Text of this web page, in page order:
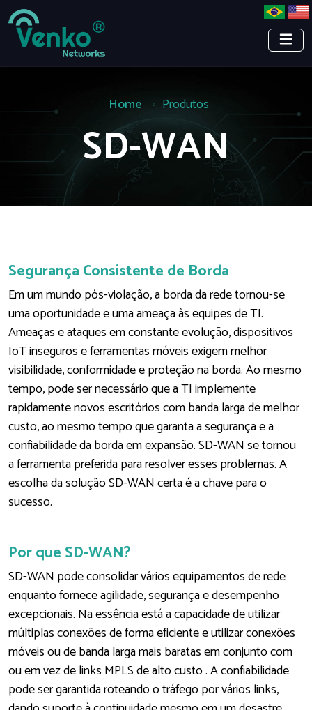
Home Produtos
SD-WAN
Segurança Consistente de Borda
Em um mundo pós-violação, a borda da rede tornou-se
uma oportunidade e uma ameaça às equipes de TI.
Ameaças e ataques em constante evolução, dispositivos
IoT inseguros e ferramentas móveis exigem melhor
visibilidade, conformidade e proteção na borda. Ao mesmo
tempo, pode ser necessário que a TI implemente
rapidamente novos escritórios com banda larga de melhor
custo, ao mesmo tempo que garanta a segurança e a
confiabilidade da borda em expansão. SD-WAN se tornou
a ferramenta preferida para resolver esses problemas. A
escolha da solução SD-WAN certa é a chave para o
sucesso.
Por que SD-WAN?
SD-WAN pode consolidar vários equipamentos de rede
enquanto fornece agilidade, segurança e desempenho
excepcionais. Na essência está a capacidade de utilizar
múltiplas conexões de forma eficiente e utilizar conexões
móveis ou de banda larga mais baratas em conjunto com
ou em vez de links MPLS de alto custo . A confiabilidade
pode ser garantida roteando o tráfego por vários links,